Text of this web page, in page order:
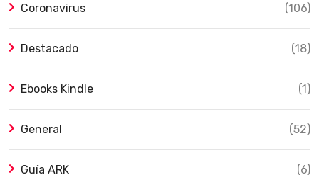
Coronavirus (106)
Destacado (18)
Ebooks Kindle (1)
General (52)
Guía ARK (6)